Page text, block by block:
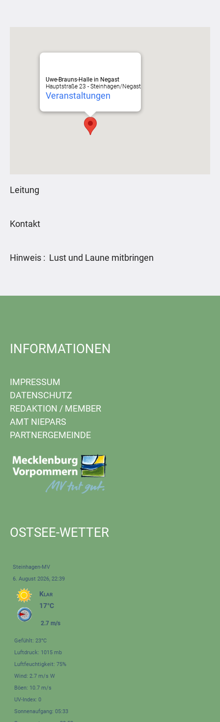
Uwe-Brauns-Halle in Negast
Hauptstraße 23 - Steinhagen/Negast
Veranstaltungen
Leitung
Kontakt
Hinweis : Lust und Laune mitbringen
INFORMATIONEN
IMPRESSUM
DATENSCHUTZ
REDAKTION / MEMBER
AMT NIEPARS
PARTNERGEMEINDE
OSTSEE-WETTER
Steinhagen-MV
6. August 2026, 22:39
Klar
17°C
2.7 m/s
Gefühlt: 23°C
Luftdruck: 1015 mb
Luftfeuchtigkeit: 75%
Wind: 2.7 m/s W
Böen: 10.7 m/s
UV-Index: 0
Sonnenaufgang: 05:33